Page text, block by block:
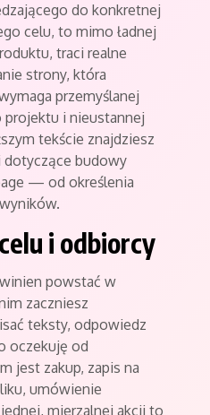
do konkretnej
celu, to mimo ładnej
traci realne
strony, która
przemyślanej
i nieustannej
tekście znajdziesz
dotyczące budowy
— od określenia
i odbiorcy
powstać w
zaczniesz
teksty, odpowiedz
oczekuję od
jest zakup, zapis na
umówienie
mierzalnej akcji to